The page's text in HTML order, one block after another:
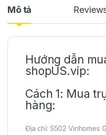
Mô tả
Hướng dẫn
shopUS.vip:
Cách 1: Mua
hàng:
Địa chỉ: S502 Vinhomes